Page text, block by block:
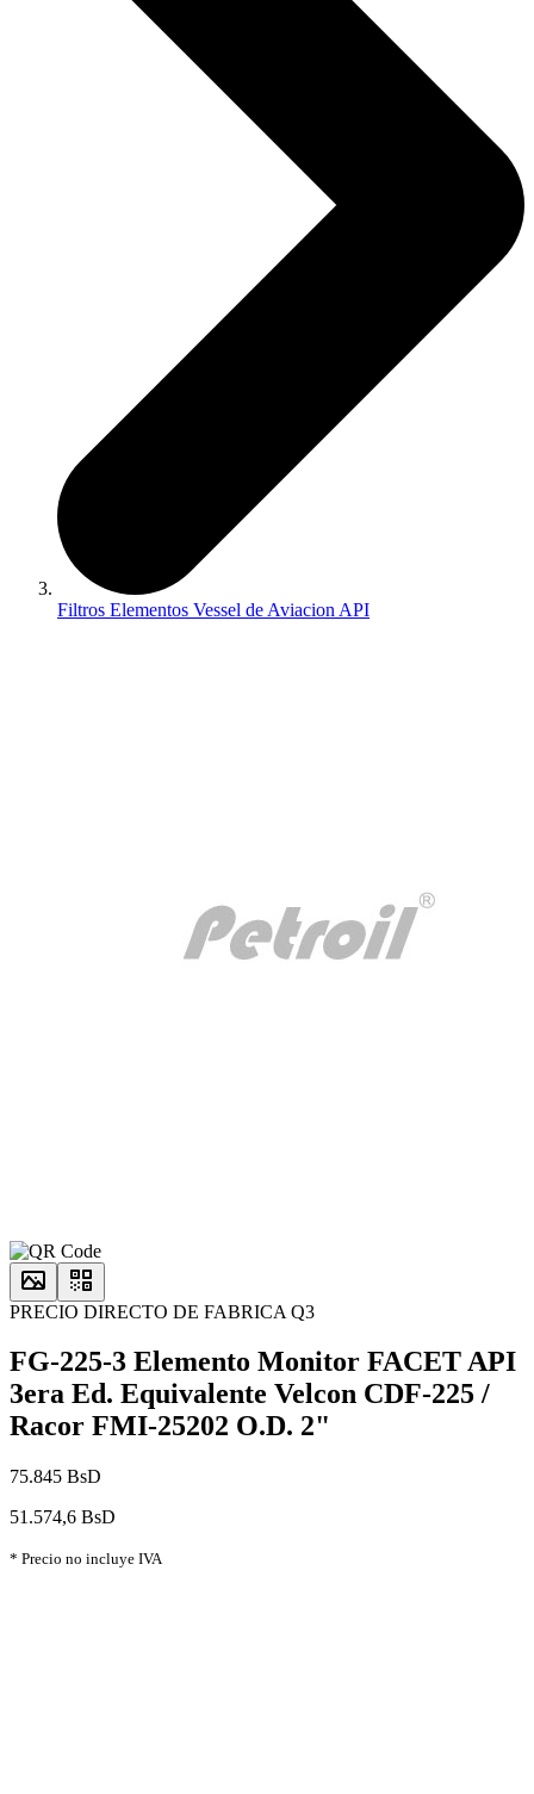
Filtros Elementos Vessel de Aviacion API
PRECIO DIRECTO DE FABRICA Q3
FG-225-3 Elemento Monitor FACET API
3era Ed. Equivalente Velcon CDF-225 /
Racor FMI-25202 O.D. 2"
75.845 BsD
51.574,6 BsD
* Precio no incluye IVA